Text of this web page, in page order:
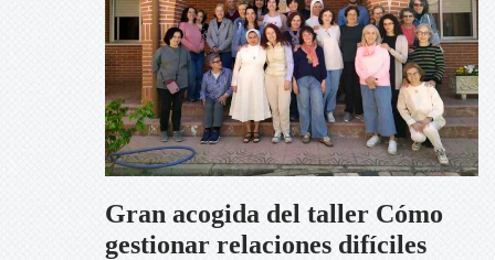
Gran acogida del taller Cómo
gestionar relaciones difíciles